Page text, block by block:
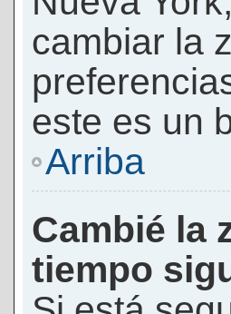
cambiar la
este es un
Arriba
Cambié la
tiempo